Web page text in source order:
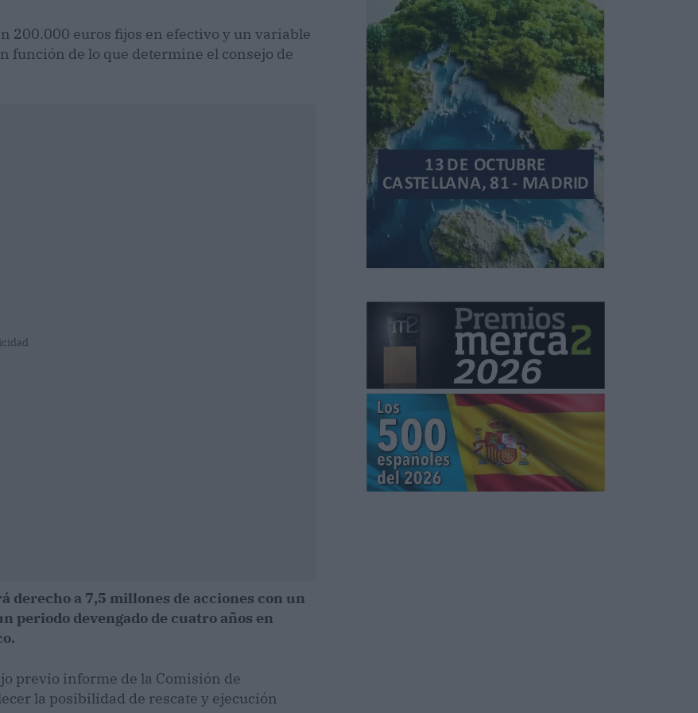
200.000 euros fijos en efectivo y un variable
función de lo que determine el consejo de
derecho a 7,5 millones de acciones con un
periodo devengado de cuatro años en
previo informe de la Comisión de
la posibilidad de rescate y ejecución